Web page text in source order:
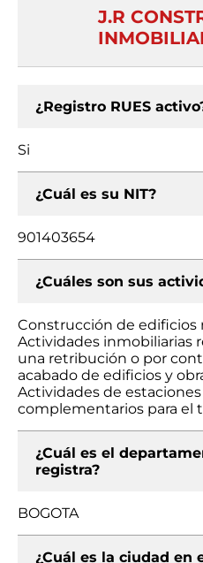
J.R
¿Registro RUES
Si
¿Cuál es su NIT?
901403654
¿Cuáles son sus
Construcción de edificios
Actividades inmobiliarias
una retribución o por
acabado de edificios y
Actividades de estaciones
complementarios para el
¿Cuál es el
registra?
BOGOTA
¿Cuál es la ciudad en